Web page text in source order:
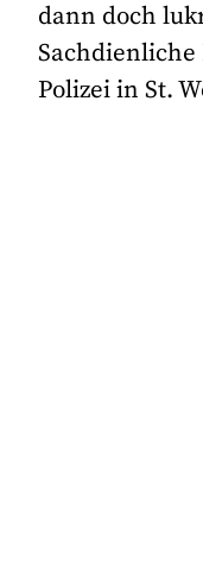
dann doch
Polizei in St.